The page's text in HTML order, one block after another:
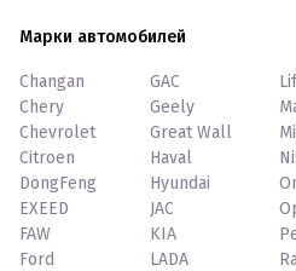
Марки автомобилей
Changan
Chery
Chevrolet
Citroen
DongFeng
EXEED
FAW
Ford
GAC
Geely
Great Wall
Haval
Hyundai
JAC
KIA
LADA